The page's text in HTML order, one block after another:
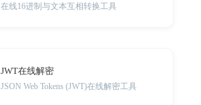
在线16进制与文本互相转换工具
JWT在线解密
JSON Web Tokens (JWT)在线解密工具